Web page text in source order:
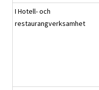
I Hotell- och
restaurangverksamhet